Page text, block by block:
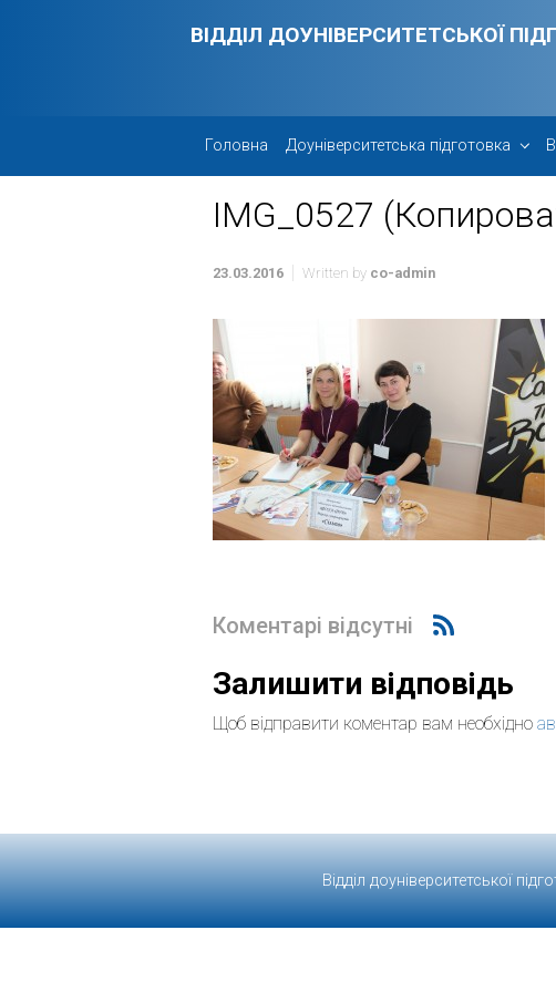
ВІДДІЛ ДОУНІВЕРСИТЕТСЬКОЇ
Головна Доуніверситетська підготовка
IMG_0527
23.03.2016 Written by co-admin
Коментарі відсутні
Залишити відповідь
Щоб відправити коментар вам необхідно
Відділ доуніверситетської